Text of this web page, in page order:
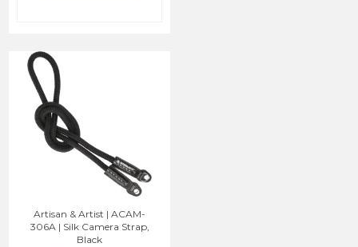
Artisan & Artist | ACAM-
306A | Silk Camera Strap,
Black